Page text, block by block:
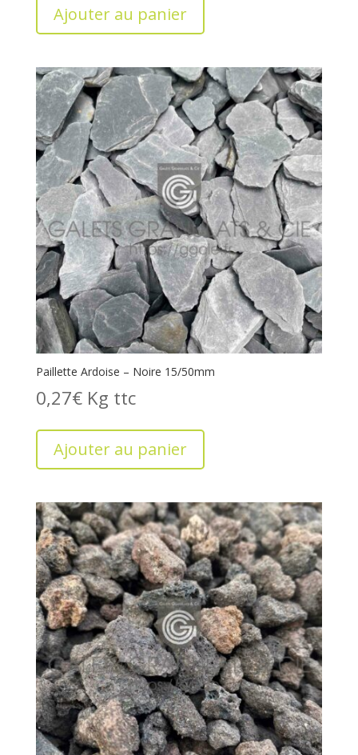
Ajouter au panier
Paillette Ardoise – Noire 15/50mm
0,27€ Kg
Ajouter au panier